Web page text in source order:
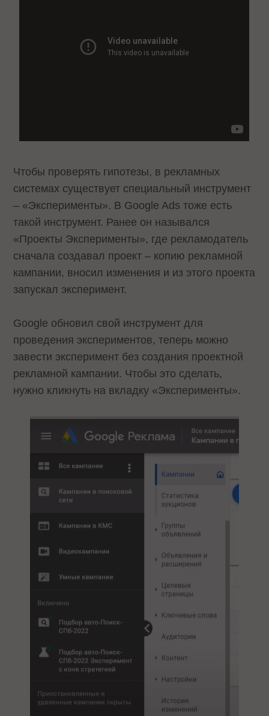
Чтобы проверять гипотезы, в рекламных
системах существует специальный инструмент
– «Эксперименты». В Google Ads тоже есть
такой инструмент. Ранее он назывался
«Проекты Эксперименты», где рекламодатель
сначала создавал проект – копию рекламной
кампании, вносил изменения и из этого проекта
запускал эксперимент.
Google обновил свой инструмент для
проведения экспериментов, теперь можно
завести эксперимент без создания проектной
рекламной кампании. Чтобы это сделать,
нужно кликнуть на вкладку «Эксперименты».